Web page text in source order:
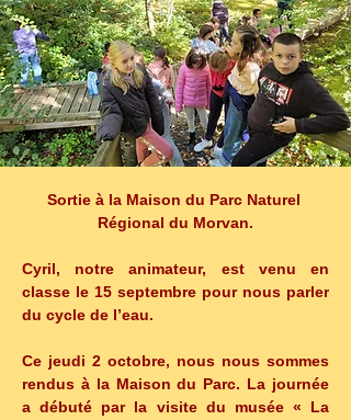
Sortie à la Maison du Parc Naturel
Régional du Morvan.
Cyril, notre animateur, est venu en
classe le 15 septembre pour nous parler
du cycle de l’eau.
Ce jeudi 2 octobre, nous nous sommes
rendus à la Maison du Parc. La journée
a débuté par la visite du musée « La